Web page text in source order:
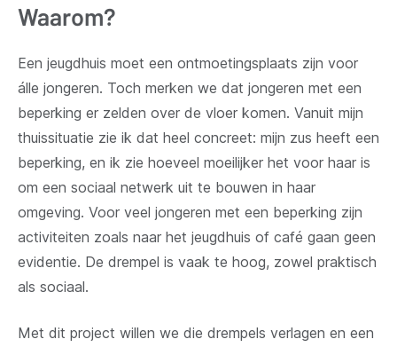
Waarom?
Een jeugdhuis moet een ontmoetingsplaats zijn voor
álle jongeren. Toch merken we dat jongeren met een
beperking er zelden over de vloer komen. Vanuit mijn
thuissituatie zie ik dat heel concreet: mijn zus heeft een
beperking, en ik zie hoeveel moeilijker het voor haar is
om een sociaal netwerk uit te bouwen in haar
omgeving. Voor veel jongeren met een beperking zijn
activiteiten zoals naar het jeugdhuis of café gaan geen
evidentie. De drempel is vaak te hoog, zowel praktisch
als sociaal.
Met dit project willen we die drempels verlagen en een